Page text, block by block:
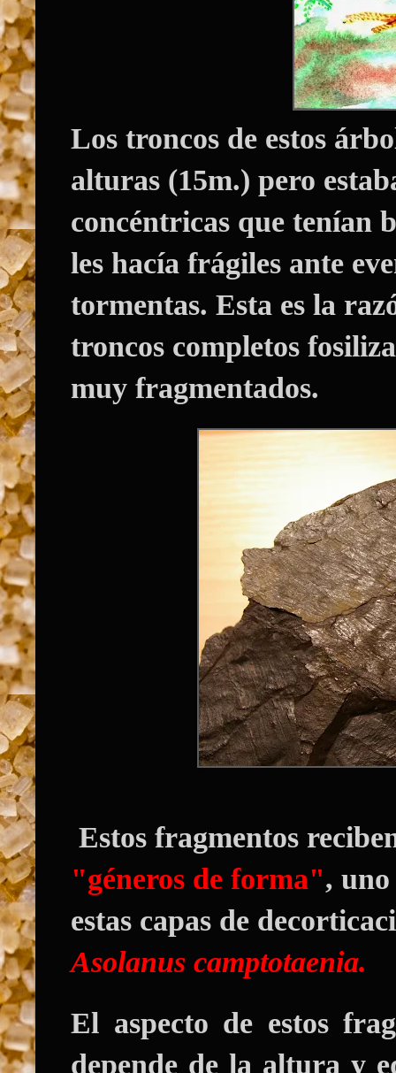
Los troncos de estos
alturas (15m.) pero
concéntricas que tenían
les hacía frágiles ante
tormentas. Esta es la
troncos completos
muy fragmentados.
Estos fragmentos
"géneros de forma", uno
estas capas de
Asolanus camptotaenia.
El aspecto de estos
depende de la altura y